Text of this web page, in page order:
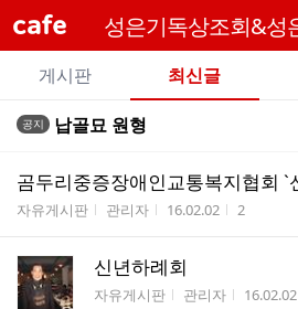
cafe 성은기독상조회&성
카
페
메
뉴
게시판 최신글
전
글
트
공지 납골묘 원형
곰두리중증장애인교통복지협회 `
게시판명
자유게시판 작성자
관리자 작성시간
16.02.02 조회수
2
신년하례회
게시판명
자유게시판 작성자
관리자 작성시간
16.02.02